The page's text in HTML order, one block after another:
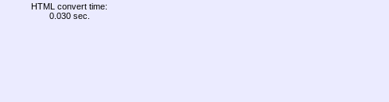
HTML convert time:
0.030 sec.